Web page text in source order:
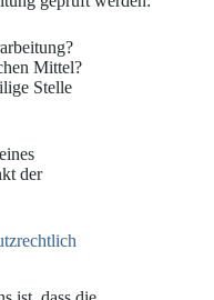
Mittel?
Stelle
der